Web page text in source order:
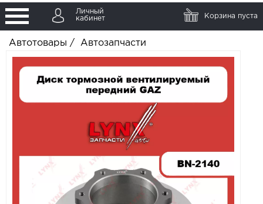
Личный
кабинет
Корзина пуста
Автотовары / Автозапчасти